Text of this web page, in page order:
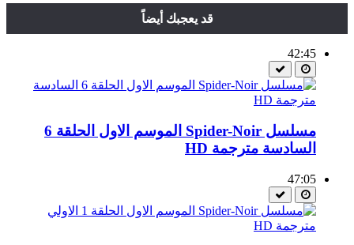
قد يعجبك أيضاً
42:45
مسلسل Spider-Noir الموسم الاول الحلقة 6
السادسة مترجمة HD
47:05